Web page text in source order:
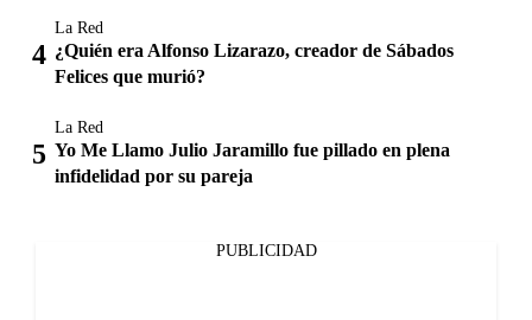
La Red
¿Quién era Alfonso Lizarazo, creador de Sábados
Felices que murió?
La Red
Yo Me Llamo Julio Jaramillo fue pillado en plena
infidelidad por su pareja
PUBLICIDAD